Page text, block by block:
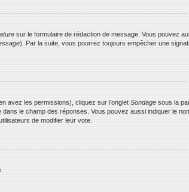
sur le formulaire de rédaction de message. Vous pouvez
). Par la suite, vous pourrez toujours empêcher une
avez les permissions), cliquez sur l’onglet Sondage sous la
le champ des réponses. Vous pouvez aussi indiquer le
de modifier leur vote.